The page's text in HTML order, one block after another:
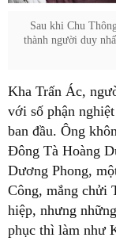
Sau khi Chu
thành người duy
Kha Trấn Ác,
với số phận
ban đầu. Ông
Đông Tà Hoàng
Dương Phong,
Công, mắng chửi
hiệp, nhưng
phục thì làm như